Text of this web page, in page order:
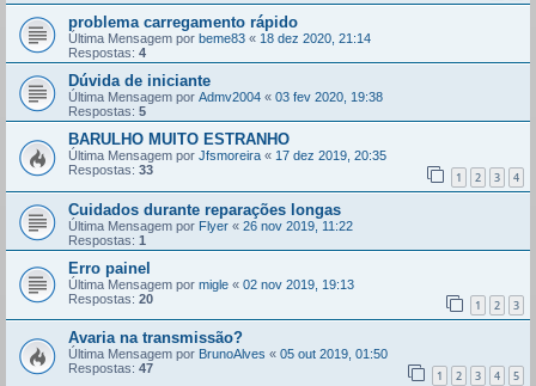
problema carregamento rápido
Última Mensagem por beme83 « 18 dez 2020, 21:14
Respostas: 4
Dúvida de iniciante
Última Mensagem por Admv2004 « 03 fev 2020, 19:38
Respostas: 5
BARULHO MUITO ESTRANHO
Última Mensagem por Jfsmoreira « 17 dez 2019, 20:35
Respostas: 33 1 2 3 4
Cuidados durante reparações longas
Última Mensagem por Flyer « 26 nov 2019, 11:22
Respostas: 1
Erro painel
Última Mensagem por migle « 02 nov 2019, 19:13
Respostas: 20 1 2 3
Avaria na transmissão?
Última Mensagem por BrunoAlves « 05 out 2019, 01:50
Respostas: 47 1 2 3 4 5